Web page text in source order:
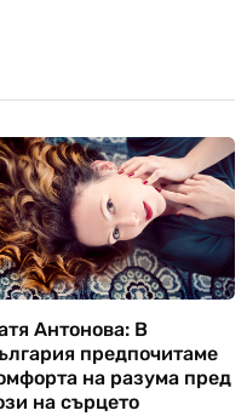
Антонова: В
предпочитаме
на разума пред
на сърцето